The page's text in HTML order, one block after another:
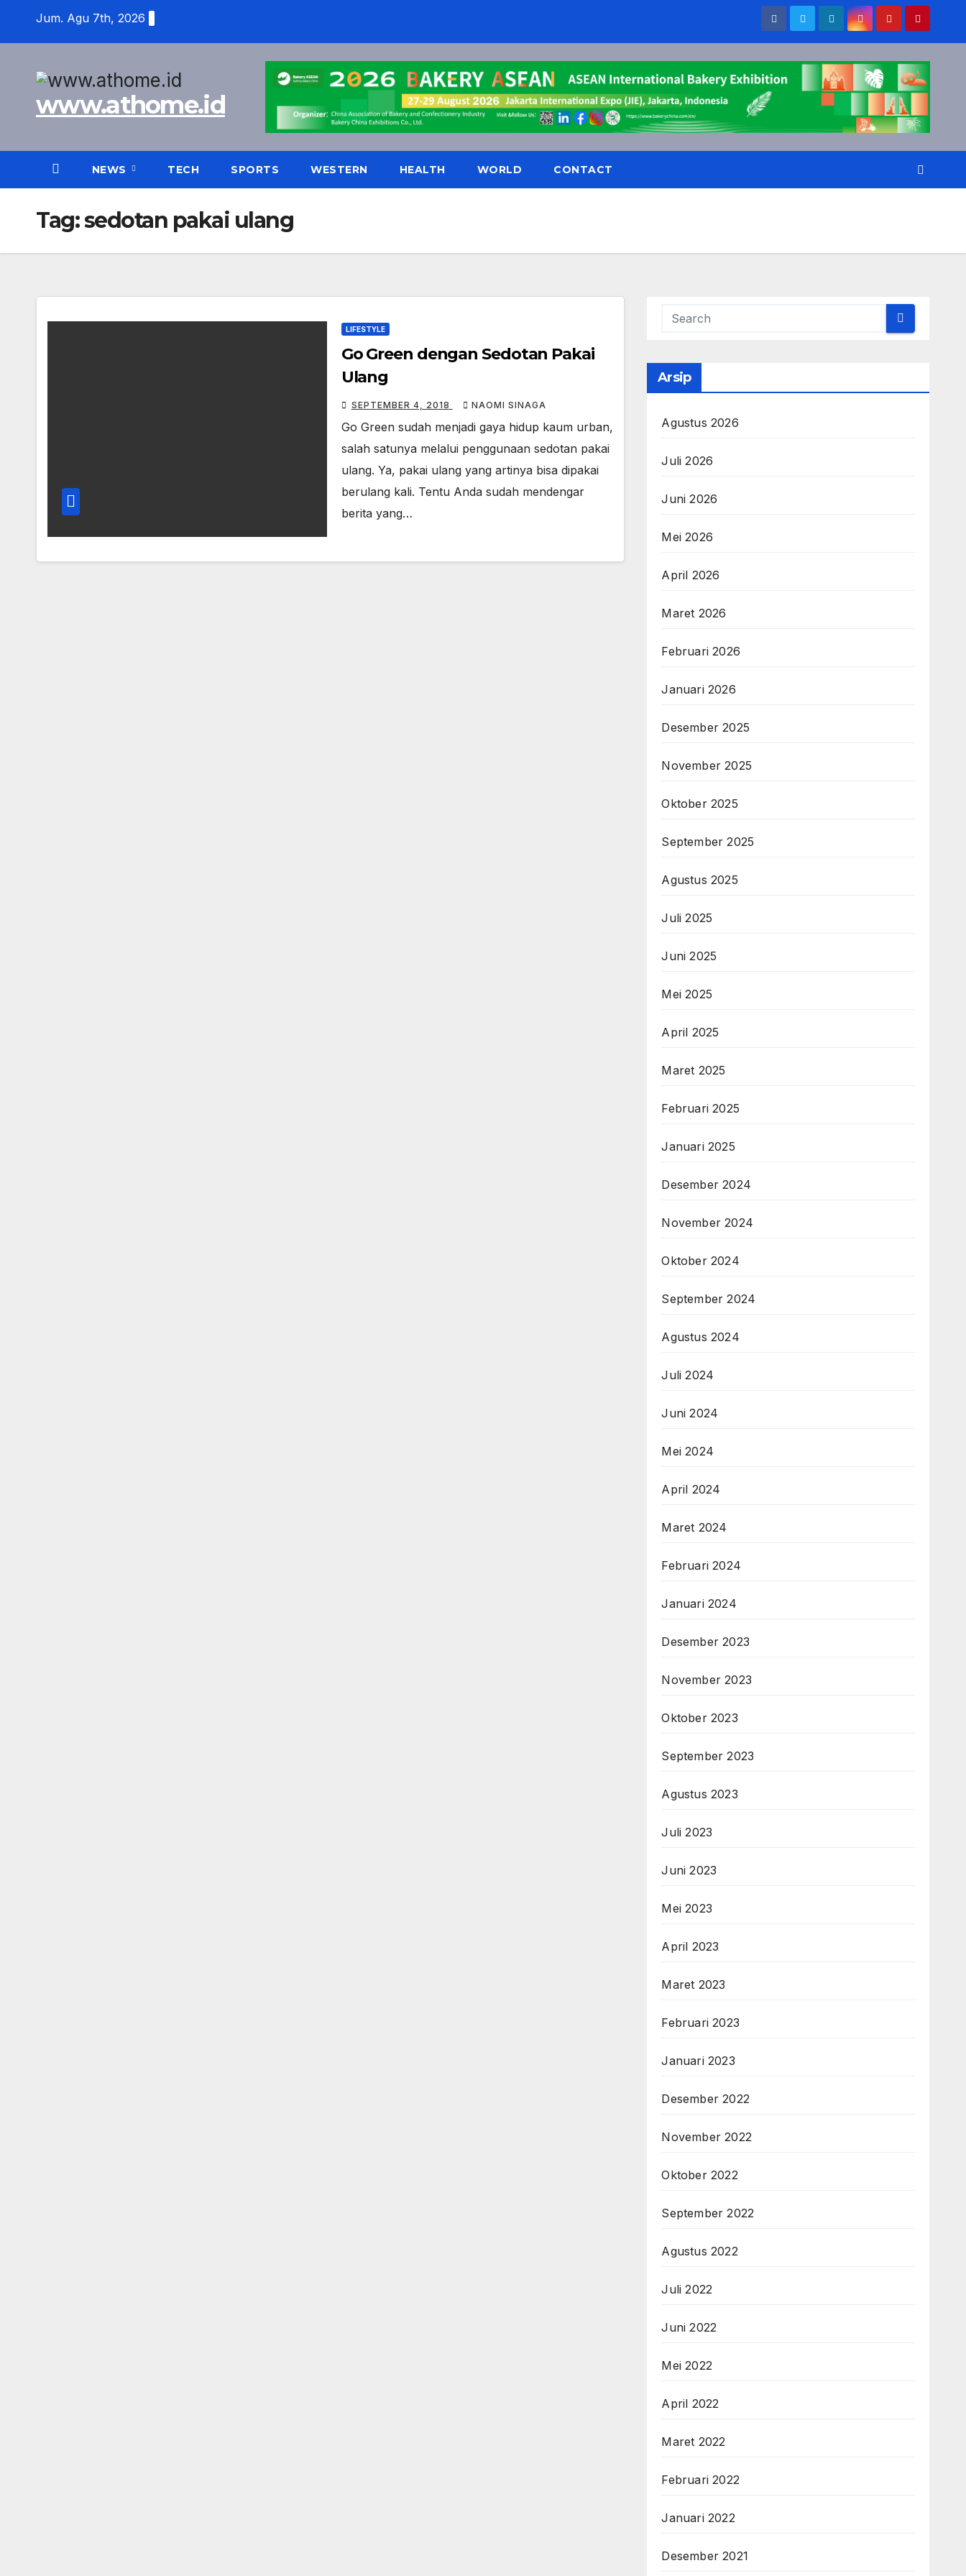
Jum. Agu 7th, 2026
www.athome.id
NEWS TECH SPORTS WESTERN HEALTH WORLD CONTACT
Tag:sedotan pakai ulang
LIFESTYLE
Go Green dengan Sedotan Pakai
Ulang
SEPTEMBER 4, 2018 NAOMI SINAGA
Go Green sudah menjadi gaya hidup kaum urban,
salah satunya melalui penggunaan sedotan pakai
ulang. Ya, pakai ulang yang artinya bisa dipakai
berulang kali. Tentu Anda sudah mendengar
berita yang…
Arsip
Agustus 2026
Juli 2026
Juni 2026
Mei 2026
April 2026
Maret 2026
Februari 2026
Januari 2026
Desember 2025
November 2025
Oktober 2025
September 2025
Agustus 2025
Juli 2025
Juni 2025
Mei 2025
April 2025
Maret 2025
Februari 2025
Januari 2025
Desember 2024
November 2024
Oktober 2024
September 2024
Agustus 2024
Juli 2024
Juni 2024
Mei 2024
April 2024
Maret 2024
Februari 2024
Januari 2024
Desember 2023
November 2023
Oktober 2023
September 2023
Agustus 2023
Juli 2023
Juni 2023
Mei 2023
April 2023
Maret 2023
Februari 2023
Januari 2023
Desember 2022
November 2022
Oktober 2022
September 2022
Agustus 2022
Juli 2022
Juni 2022
Mei 2022
April 2022
Maret 2022
Februari 2022
Januari 2022
Desember 2021